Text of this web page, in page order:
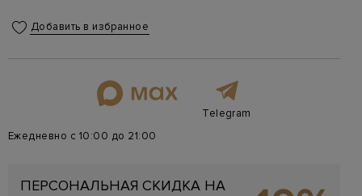
Добавить в избранное
Telegram
Ежедневно с 10:00 до 21:00
ПЕРСОНАЛЬНАЯ СКИДКА НА